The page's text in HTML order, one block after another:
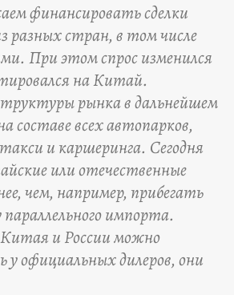
финансировать сделки
разных стран, в том числе
При этом спрос изменился
на Китай.
рынка в дальнейшем
составе всех автопарков,
и каршеринга. Сегодня
или отечественные
чем, например, прибегать
импорта.
и России можно
у официальных дилеров, они